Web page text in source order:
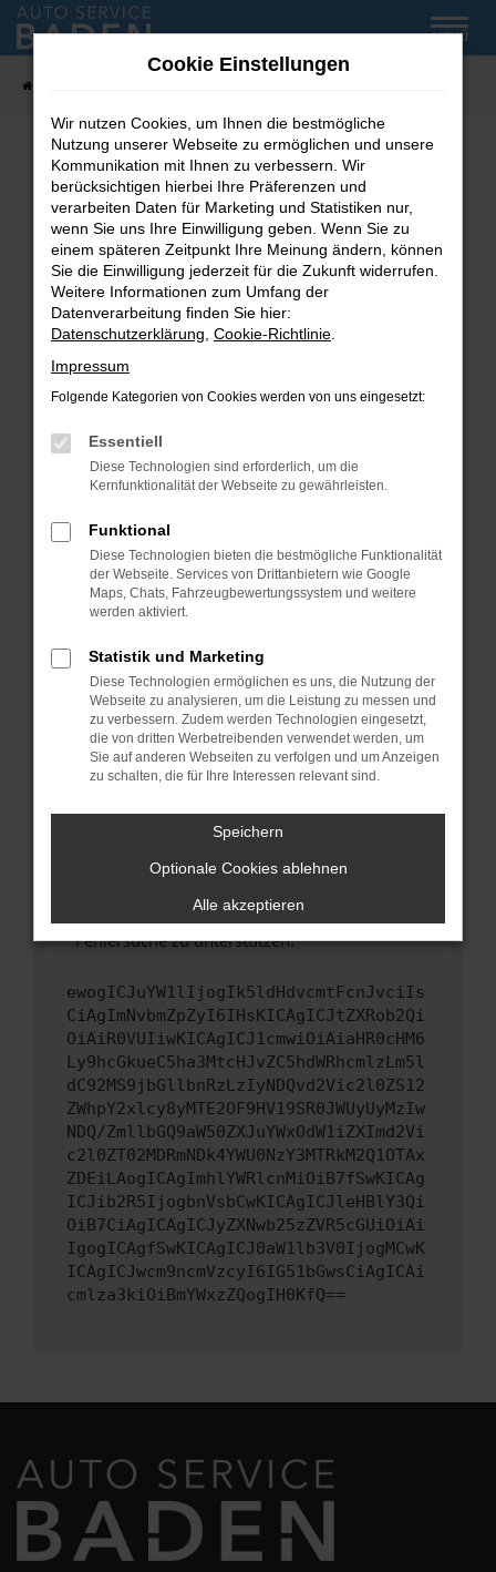
Zum
Hauptinhalt
MENÜ
Fehler: Network Error
Beim Laden ist ein Fehler aufgetreten.
Hier sind ein paar Tipps, die dir helfen können:
Überprüfe deine Firewall und deine
Internetverbindung.
Laden andere Webseiten, zum Beispiel deine
Suchmaschine?
Prüfe deine Browsererweiterungen.
können das Laden bestimmter Seiten
verhindern. Funktioniert die Seite in einem
Fenster?
Starte dein Gerät neu.
Das kann manchmal helfen, vorübergehende
Probleme zu beheben.
Betriebssystem auf dem neuesten Stand
sind.
Veraltete Software birgt nicht nur ein
Sicherheitsrisiko, sondern kann auch dazu
führen, dass bestimmte Funktionen nicht mehr
unterstützt werden.
Wende dich an den Webseitenbetreiber.
Wenn du alle oben genannten Schritte versucht
hast, kontaktiere uns bitte. Wir werden
uns diesen Text schicken, um uns bei der
Fehlersuche zu unterstützen:
ewogICJuYW1lIjogIk5ldHdvcmtFcnJvciIs
CiAgImNvbmZpZyI6IHsKICAgICJtZXRob2Qi
OiAiR0VUIiwKICAgICJ1cmwiOiAiaHR0cHM6
Ly9hcGkueC5ha3MtcHJvZC5hdWRhcmlzLm5l
dC92MS9jbGllbnRzLzIyNDQvd2Vic2l0ZS12
ZWhpY2xlcy8yMTE2OF9HV19SR0JWUyUyMzIw
NDQ/ZmllbGQ9aW50ZXJuYWxOdW1iZXImd2Vi
c2l0ZT02MDRmNDk4YWU0NzY3MTRkM2Q1OTAx
ZDEiLAogICAgImhlYWRlcnMiOiB7fSwKICAg
ICJib2R5IjogbnVsbCwKICAgICJleHBlY3Qi
OiB7CiAgICAgICJyZXNwb25zZVR5cGUiOiAi
IgogICAgfSwKICAgICJ0aW1lb3V0IjogMCwK
ICAgICJwcm9ncmVzcyI6IG51bGwsCiAgICAi
cmlza3kiOiBmYWxzZQogIH0KfQ==
Cookie Einstellungen
Wir nutzen Cookies, um Ihnen die bestmögliche
Nutzung unserer Webseite zu ermöglichen und unsere
Kommunikation mit Ihnen zu verbessern. Wir
berücksichtigen hierbei Ihre Präferenzen und
verarbeiten Daten für Marketing und Statistiken nur,
wenn Sie uns Ihre Einwilligung geben. Wenn Sie zu
einem späteren Zeitpunkt Ihre Meinung ändern, können
Sie die Einwilligung jederzeit für die Zukunft widerrufen.
Weitere Informationen zum Umfang der
Datenverarbeitung finden Sie hier:
Datenschutzerklärung Cookie-Richtlinie
Impressum
Folgende Kategorien von Cookies werden von uns eingesetzt:
Essentiell
Diese Technologien sind erforderlich, um die
Kernfunktionalität der Webseite zu gewährleisten.
Funktional
Diese Technologien bieten die bestmögliche Funktionalität
der Webseite. Services von Drittanbietern wie Google
Maps, Chats, Fahrzeugbewertungssystem und weitere
werden aktiviert.
Statistik und Marketing
Diese Technologien ermöglichen es uns, die Nutzung der
Webseite zu analysieren, um die Leistung zu messen und
zu verbessern. Zudem werden Technologien eingesetzt,
die von dritten Werbetreibenden verwendet werden, um
Sie auf anderen Webseiten zu verfolgen und um Anzeigen
zu schalten, die für Ihre Interessen relevant sind.
Speichern
Optionale Cookies ablehnen
Alle akzeptieren